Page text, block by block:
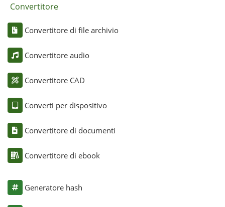
Convertitore
Convertitore di file archivio
Convertitore audio
Convertitore CAD
Converti per dispositivo
Convertitore di documenti
Convertitore di ebook
Generatore hash